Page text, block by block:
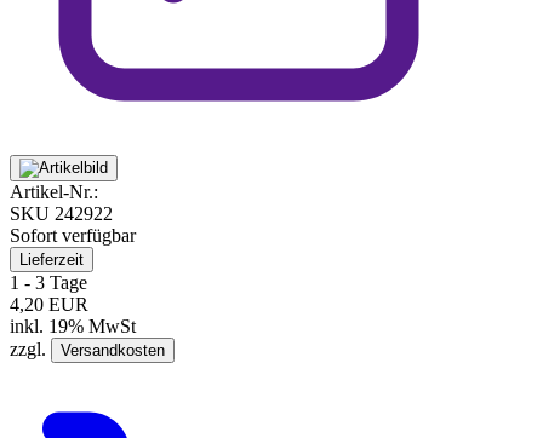
Artikel-Nr.:
SKU 242922
Sofort verfügbar
Lieferzeit
1 - 3 Tage
4,20 EUR
inkl. 19% MwSt
zzgl.
Versandkosten